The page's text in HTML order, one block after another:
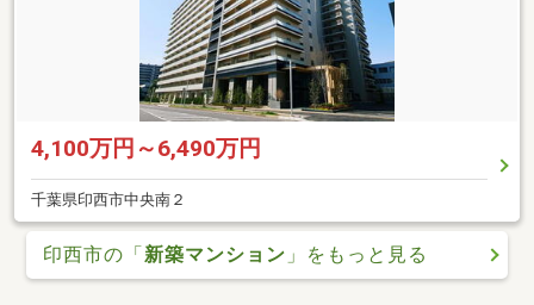
4,100万円～6,490万円
千葉県印西市中央南２
印西市の「 新築マンション 」をもっと見る